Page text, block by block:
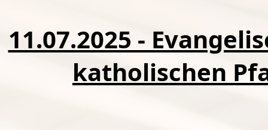
11.07.2025 -
katholischen